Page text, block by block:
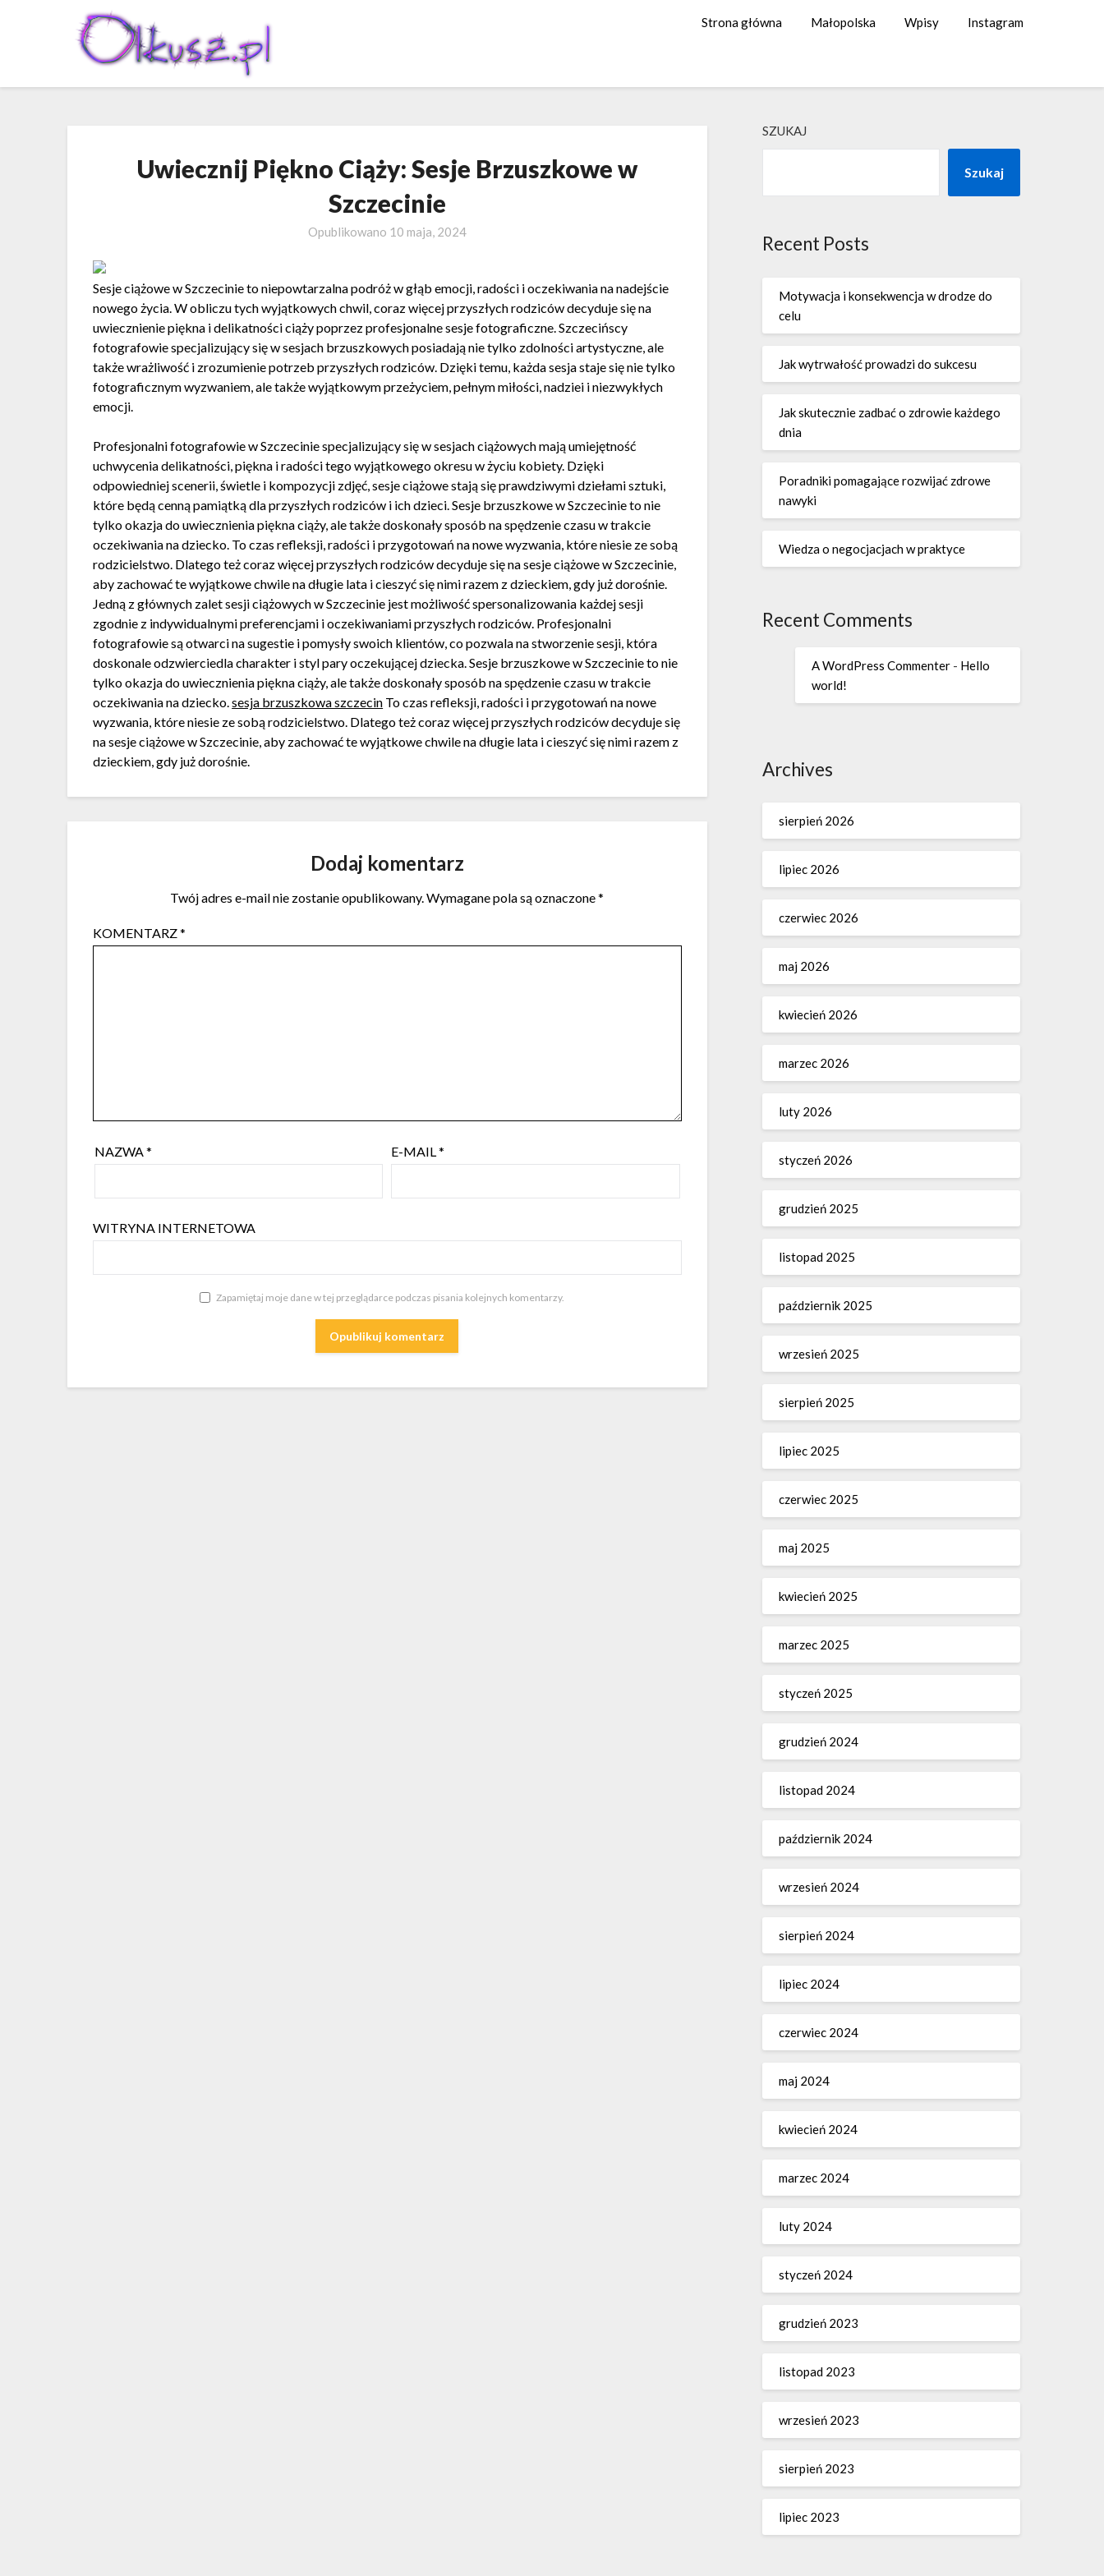
Strona główna Małopolska Wpisy Instagram
Uwiecznij Piękno Ciąży: Sesje Brzuszkowe w
Szczecinie
Opublikowano 10 maja, 2024
Sesje ciążowe w Szczecinie to niepowtarzalna podróż w głąb emocji, radości i oczekiwania na nadejście
nowego życia. W obliczu tych wyjątkowych chwil, coraz więcej przyszłych rodziców decyduje się na
uwiecznienie piękna i delikatności ciąży poprzez profesjonalne sesje fotograficzne. Szczecińscy
fotografowie specjalizujący się w sesjach brzuszkowych posiadają nie tylko zdolności artystyczne, ale
także wrażliwość i zrozumienie potrzeb przyszłych rodziców. Dzięki temu, każda sesja staje się nie tylko
fotograficznym wyzwaniem, ale także wyjątkowym przeżyciem, pełnym miłości, nadziei i niezwykłych
emocji.
Profesjonalni fotografowie w Szczecinie specjalizujący się w sesjach ciążowych mają umiejętność
uchwycenia delikatności, piękna i radości tego wyjątkowego okresu w życiu kobiety. Dzięki
odpowiedniej scenerii, świetle i kompozycji zdjęć, sesje ciążowe stają się prawdziwymi dziełami sztuki,
które będą cenną pamiątką dla przyszłych rodziców i ich dzieci. Sesje brzuszkowe w Szczecinie to nie
tylko okazja do uwiecznienia piękna ciąży, ale także doskonały sposób na spędzenie czasu w trakcie
oczekiwania na dziecko. To czas refleksji, radości i przygotowań na nowe wyzwania, które niesie ze sobą
rodzicielstwo. Dlatego też coraz więcej przyszłych rodziców decyduje się na sesje ciążowe w Szczecinie,
aby zachować te wyjątkowe chwile na długie lata i cieszyć się nimi razem z dzieckiem, gdy już dorośnie.
Jedną z głównych zalet sesji ciążowych w Szczecinie jest możliwość spersonalizowania każdej sesji
zgodnie z indywidualnymi preferencjami i oczekiwaniami przyszłych rodziców. Profesjonalni
fotografowie są otwarci na sugestie i pomysły swoich klientów, co pozwala na stworzenie sesji, która
doskonale odzwierciedla charakter i styl pary oczekującej dziecka. Sesje brzuszkowe w Szczecinie to nie
tylko okazja do uwiecznienia piękna ciąży, ale także doskonały sposób na spędzenie czasu w trakcie
oczekiwania na dziecko.sesja brzuszkowa szczecin To czas refleksji, radości i przygotowań na nowe
wyzwania, które niesie ze sobą rodzicielstwo. Dlatego też coraz więcej przyszłych rodziców decyduje się
na sesje ciążowe w Szczecinie, aby zachować te wyjątkowe chwile na długie lata i cieszyć się nimi razem z
dzieckiem, gdy już dorośnie.
Dodaj komentarz
Twój adres e-mail nie zostanie opublikowany.Wymagane pola są oznaczone*
KOMENTARZ*
NAZWA* E-MAIL*
WITRYNA INTERNETOWA
Zapamiętaj moje dane w tej przeglądarce podczas pisania kolejnych komentarzy.
SZUKAJ
Szukaj
Recent Posts
Motywacja i konsekwencja w drodze do
celu
Jak wytrwałość prowadzi do sukcesu
Jak skutecznie zadbać o zdrowie każdego
dnia
Poradniki pomagające rozwijać zdrowe
nawyki
Wiedza o negocjacjach w praktyce
Recent Comments
A WordPress Commenter- Hello
world!
Archives
sierpień 2026
lipiec 2026
czerwiec 2026
maj 2026
kwiecień 2026
marzec 2026
luty 2026
styczeń 2026
grudzień 2025
listopad 2025
październik 2025
wrzesień 2025
sierpień 2025
lipiec 2025
czerwiec 2025
maj 2025
kwiecień 2025
marzec 2025
styczeń 2025
grudzień 2024
listopad 2024
październik 2024
wrzesień 2024
sierpień 2024
lipiec 2024
czerwiec 2024
maj 2024
kwiecień 2024
marzec 2024
luty 2024
styczeń 2024
grudzień 2023
listopad 2023
wrzesień 2023
sierpień 2023
lipiec 2023